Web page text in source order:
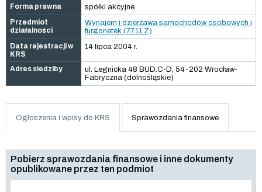
Forma prawna
spółki akcyjne
Przedmiot
działalności
Wynajem i dzierżawa samochodów osobowych i
furgonetek (77.11.Z)
Data rejestracji w
KRS
14 lipca 2004 r.
Adres siedziby
ul. Legnicka 48 BUD.C-D, 54-202 Wrocław-
Fabryczna (dolnośląskie)
Ogłoszenia i wpisy do KRS Sprawozdania finansowe
Pobierz sprawozdania finansowe i inne dokumenty
opublikowane przez ten podmiot